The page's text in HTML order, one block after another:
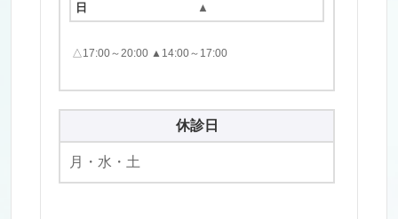
▲
△17:00～20:00 ▲14:00～17:00
休診日
月・水・土